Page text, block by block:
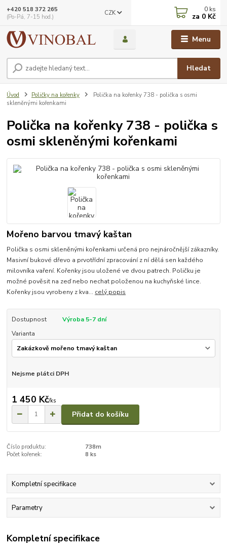
Menu
CZK
Hledat
+420 518 372 265
(Po-Pá, 7-15 hod.)
0 ks
za 0 Kč
Úvod Poličky na kořenky
Polička na kořenky 738 - polička s osmi
skleněnými kořenkami
Polička na kořenky 738 - polička s
osmi skleněnými kořenkami
Mořeno barvou tmavý kaštan
Polička s osmi skleněnými kořenkami určená pro nejnáročnější zákazníky.
Masivní bukové dřevo a prvotřídní zpracování z ní dělá sen každého
milovníka vaření. Kořenky jsou uložené ve dvou patrech. Poličku je
možné pověsit na zeď nebo nechat položenou na kuchyňské lince.
Kořenky jsou vyrobeny z kva... celý popis
Dostupnost
Výroba 5-7 dní
Varianta
Nejsme plátci DPH
1 450 Kč/ks
Přidat do košíku
Číslo produktu:
738m
Počet kořenek:
8 ks
Kompletní specifikace
Parametry
Kompletní specifikace